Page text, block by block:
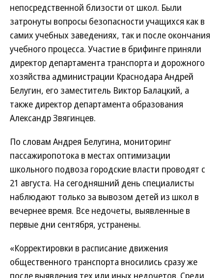
непосредственной близости от школ. Были
затронуты вопросы безопасности учащихся как в
самих учебных заведениях, так и после окончания
учебного процесса. Участие в брифинге приняли
директор департамента транспорта и дорожного
хозяйства администрации Краснодара Андрей
Белугин, его заместитель Виктор Балацкий, а
также директор департамента образования
Александр Звягинцев.
По словам Андрея Белугина, мониторинг
пассажиропотока в местах оптимизации
школьного подвоза городские власти проводят с
21 августа. На сегодняшний день специалисты
наблюдают только за вывозом детей из школ в
вечернее время. Все недочеты, выявленные в
первые дни сентября, устранены.
«Корректировки в расписание движения
общественного транспорта вносились сразу же
после выявления тех или иных недочетов. Среди